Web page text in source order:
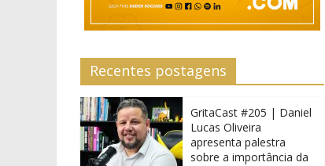
Recentes postagens
GritaCast #205 | Daniel
Lucas Oliveira
apresenta palestra
sobre a importância da